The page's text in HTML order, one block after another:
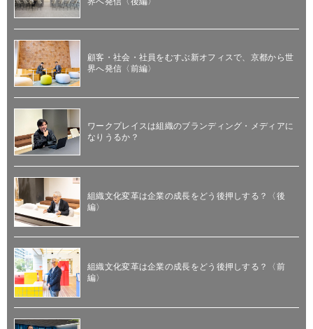
顧客・社会・社員をむすぶ新オフィスで、京都から世
界へ発信〈前編〉
ワークプレイスは組織のブランディング・メディアに
なりうるか？
組織文化変革は企業の成長をどう後押しする？〈後
編〉
組織文化変革は企業の成長をどう後押しする？〈前
編〉